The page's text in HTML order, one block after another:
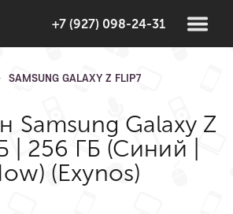
+7 (927) 098-24-31
SAMSUNG GALAXY Z FLIP7
Samsung Galaxy Z
| 256 ГБ (Синий |
(Exynos)